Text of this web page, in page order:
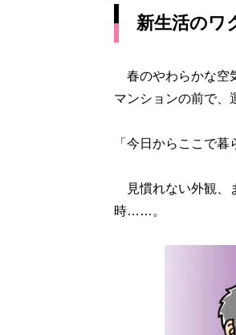
新生活のワ
春のやわらかな空
マンションの前で、
「今日からここで
見慣れない外観、
時……。